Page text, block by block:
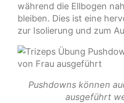
während die Ellbogen
bleiben. Dies ist eine
zur Isolierung und zum
Pushdowns können
ausgeführt